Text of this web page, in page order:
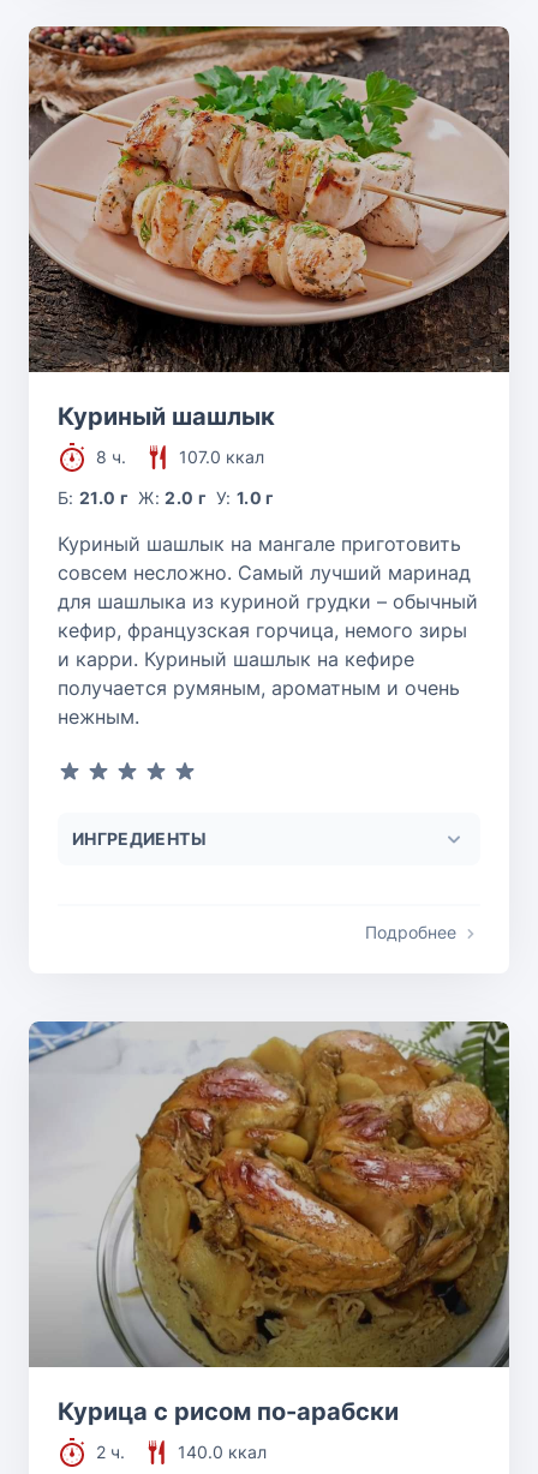
Куриный шашлык
8 ч.
107.0 ккал
Б:21.0 г Ж:2.0 г У:1.0 г
Куриный шашлык на мангале приготовить
совсем несложно. Самый лучший маринад
для шашлыка из куриной грудки – обычный
кефир, французская горчица, немого зиры
и карри. Куриный шашлык на кефире
получается румяным, ароматным и очень
нежным.
ИНГРЕДИЕНТЫ
Подробнее
Курица с рисом по-арабски
2 ч.
140.0 ккал